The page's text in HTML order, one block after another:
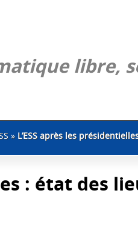
libre,
» L’ESS après les
: état des